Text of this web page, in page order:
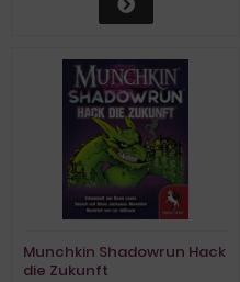
Munchkin Shadowrun Hack
die Zukunft